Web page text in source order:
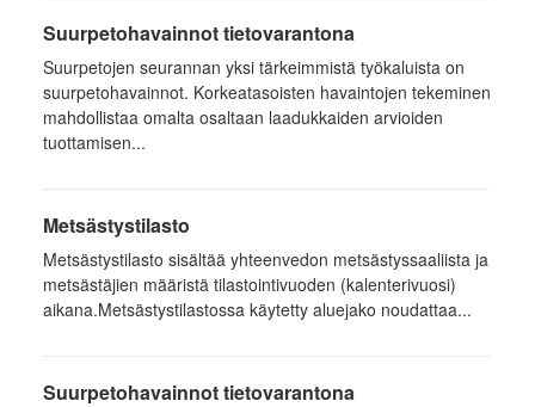
Suurpetohavainnot tietovarantona
Suurpetojen seurannan yksi tärkeimmistä työkaluista on
suurpetohavainnot. Korkeatasoisten havaintojen tekeminen
mahdollistaa omalta osaltaan laadukkaiden arvioiden
tuottamisen...
Metsästystilasto
Metsästystilasto sisältää yhteenvedon metsästyssaaliista ja
metsästäjien määristä tilastointivuoden (kalenterivuosi)
aikana.Metsästystilastossa käytetty aluejako noudattaa...
Suurpetohavainnot tietovarantona